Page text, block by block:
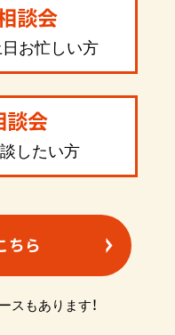
談会
お忙しい方
談会
したい方
ちら
スもあります！